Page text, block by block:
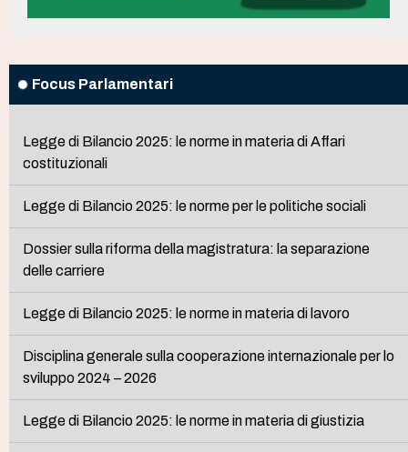
Focus Parlamentari
Legge di Bilancio 2025: le norme in materia di Affari
costituzionali
Legge di Bilancio 2025: le norme per le politiche sociali
Dossier sulla riforma della magistratura: la separazione
delle carriere
Legge di Bilancio 2025: le norme in materia di lavoro
Disciplina generale sulla cooperazione internazionale per lo
sviluppo 2024 – 2026
Legge di Bilancio 2025: le norme in materia di giustizia